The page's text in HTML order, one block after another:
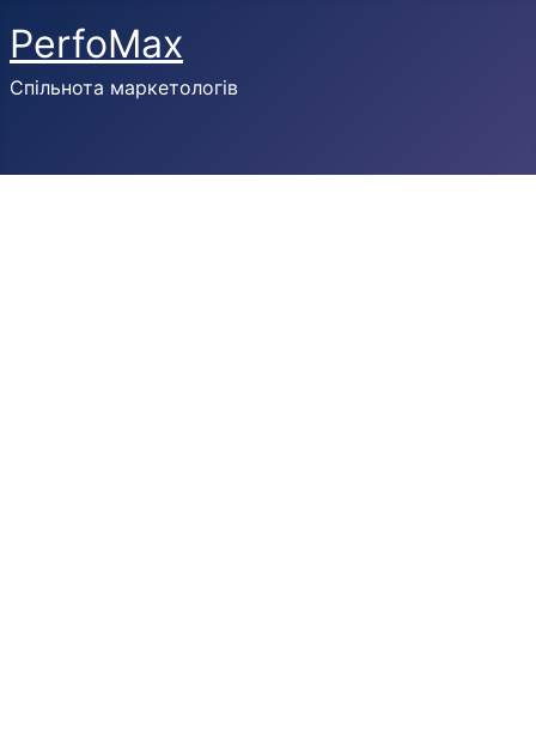
PerfoMax
Спільнота маркетологів